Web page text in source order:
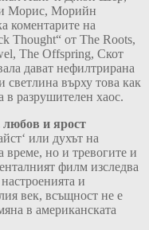
Морис, Морийн
коментарите на
Thought“ от The Roots,
The Offspring, Скот
дават нефилтрирана
светлина върху това как
в разрушителен хаос.
и ярост
или духът на
време, но и тревогите и
филм изследва
и
век, всъщност не е
в американската